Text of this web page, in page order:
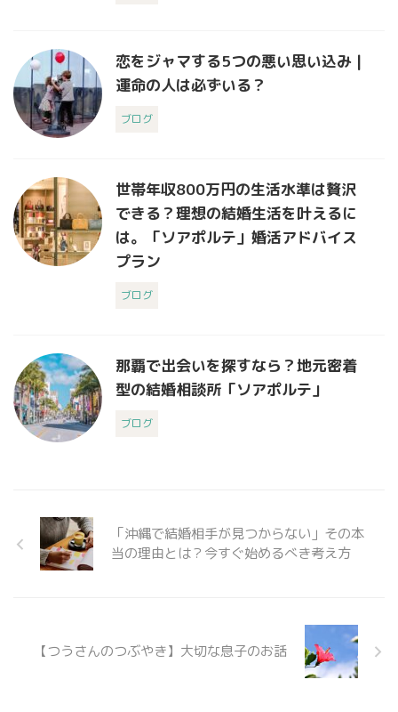
恋をジャマする5つの悪い思い込み |
運命の人は必ずいる？
ブログ
世帯年収800万円の生活水準は贅沢
できる？理想の結婚生活を叶えるに
は。「ソアポルテ」婚活アドバイス
プラン
ブログ
那覇で出会いを探すなら？地元密着
型の結婚相談所「ソアポルテ」
ブログ
「沖縄で結婚相手が見つからない」その本
当の理由とは？今すぐ始めるべき考え方
【つうさんのつぶやき】大切な息子のお話